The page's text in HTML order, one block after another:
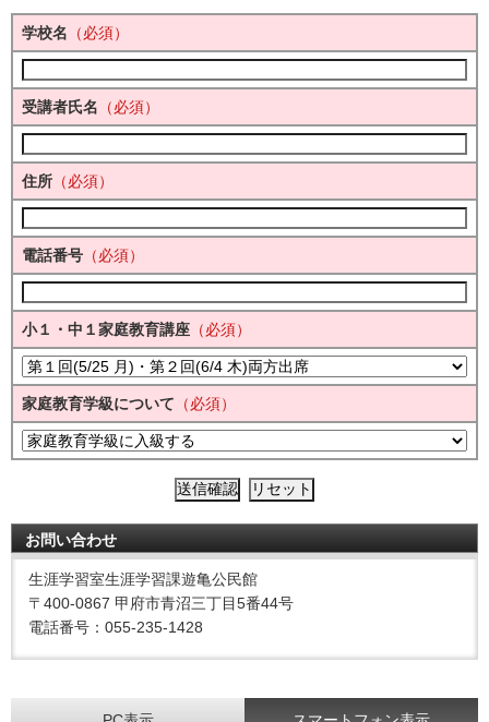
学校名 （必須）
受講者氏名 （必須）
住所 （必須）
電話番号 （必須）
小１・中１家庭教育講座 （必須）
家庭教育学級について （必須）
お問い合わせ
生涯学習室生涯学習課遊亀公民館
〒400-0867 甲府市青沼三丁目5番44号
電話番号：055-235-1428